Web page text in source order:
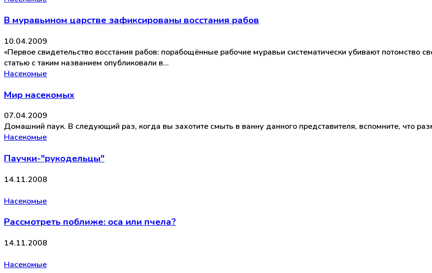
В муравьином царстве зафиксированы восстания рабов
10.04.2009
«Первое свидетельство восстания рабов: порабощённые рабочие муравьи систематически убивают потомство
статью с таким названием опубликовали в…
Насекомые
Мир насекомых
07.04.2009
Домашний паук. В следующий раз, когда вы захотите смыть в ванну данного представителя, вспомните, что
Насекомые
Паучки-"рукодельцы"
14.11.2008
Насекомые
Рассмотреть поближе: оса или пчела?
14.11.2008
Насекомые